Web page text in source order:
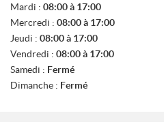
N
T
E
S
Mardi : 08:00 à 17:00
Mercredi : 08:00 à 17:00
Jeudi : 08:00 à 17:00
Vendredi : 08:00 à 17:00
Samedi : Fermé
Dimanche : Fermé